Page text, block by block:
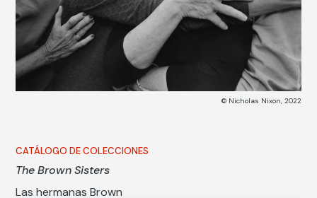
© Nicholas Nixon, 2022
CATÁLOGO DE COLECCIONES
The Brown Sisters
Las hermanas Brown